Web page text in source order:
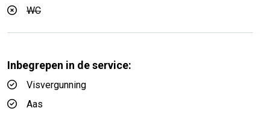
WC
Inbegrepen in de service:
Visvergunning
Aas